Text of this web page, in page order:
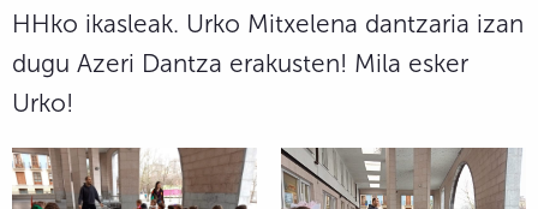
HHko ikasleak. Urko Mitxelena dantzaria izan
dugu Azeri Dantza erakusten! Mila esker
Urko!